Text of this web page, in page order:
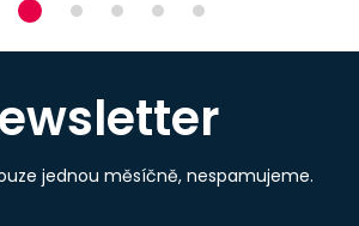
jednou měsíčně, nespamujeme.